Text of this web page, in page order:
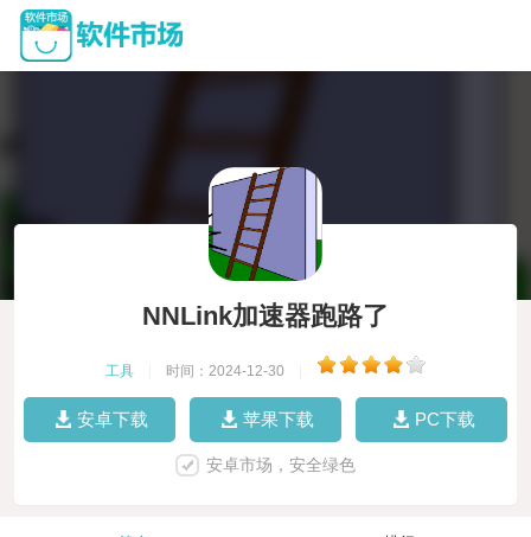
NNLink加速器跑路了
工具 时间：2024-12-30
安卓下载 苹果下载 PC下载
安卓市场，安全绿色